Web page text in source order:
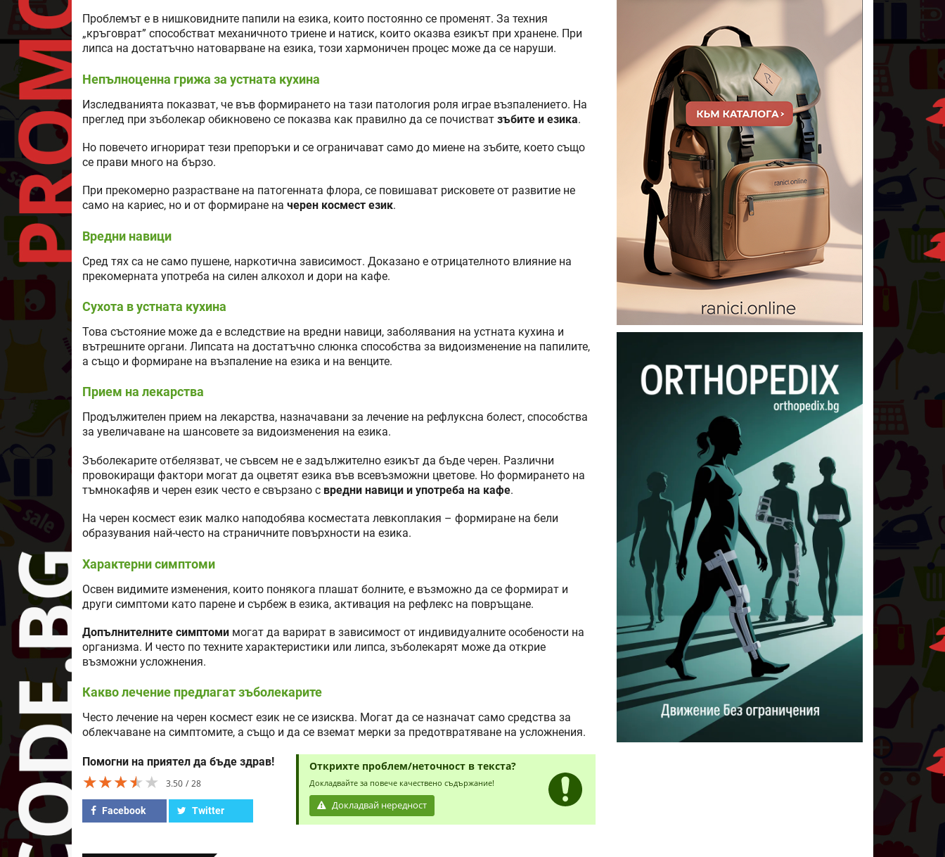
Проблемът е в нишковидните папили на езика, които постоянно се променят. За техния
„кръговрат” способстват механичното триене и натиск, които оказва езикът при хранене. При
липса на достатъчно натоварване на езика, този хармоничен процес може да се наруши.
Непълноценна грижа за устната кухина
Изследванията показват, че във формирането на тази патология роля играе възпалението. На
преглед при зъболекар обикновено се показва как правилно да се почистват зъбите и езика.
Но повечето игнорират тези препоръки и се ограничават само до миене на зъбите, което също
се прави много на бързо.
При прекомерно разрастване на патогенната флора, се повишават рисковете от развитие не
само на кариес, но и от формиране на черен космест език.
Вредни навици
Сред тях са не само пушене, наркотична зависимост. Доказано е отрицателното влияние на
прекомерната употреба на силен алкохол и дори на кафе.
Сухота в устната кухина
Това състояние може да е вследствие на вредни навици, заболявания на устната кухина и
вътрешните органи. Липсата на достатъчно слюнка способства за видоизменение на папилите,
а също и формиране на възпаление на езика и на венците.
Прием на лекарства
Продължителен прием на лекарства, назначавани за лечение на рефлуксна болест, способства
за увеличаване на шансовете за видоизменения на езика.
Зъболекарите отбелязват, че съвсем не е задължително езикът да бъде черен. Различни
провокиращи фактори могат да оцветят езика във всевъзможни цветове. Но формирането на
тъмнокафяв и черен език често е свързано с вредни навици и употреба на кафе.
На черен космест език малко наподобява косместата левкоплакия – формиране на бели
образувания най-често на страничните повърхности на езика.
Характерни симптоми
Освен видимите изменения, които понякога плашат болните, е възможно да се формират и
други симптоми като парене и сърбеж в езика, активация на рефлекс на повръщане.
Допълнителните симптоми могат да варират в зависимост от индивидуалните особености на
организма. И често по техните характеристики или липса, зъболекарят може да открие
възможни усложнения.
Какво лечение предлагат зъболекарите
Често лечение на черен космест език не се изисква. Могат да се назначат само средства за
облекчаване на симптомите, а също и да се вземат мерки за предотвратяване на усложнения.
Помогни на приятел да бъде здрав!
★★★★★
★★★★★
★★★★★ 3.50 28
Facebook Twitter
Открихте проблем/неточност в текста?
Докладвайте за повече качествено съдържание!
Докладвай нередност